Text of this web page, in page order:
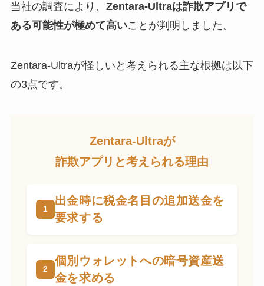
当社の調査により、 Zentara-Ultraは詐欺アプリで
ある可能性が極めて高いことが判明しました。
Zentara-Ultraが怪しいと考えられる主な根拠は以下
の3点です。
Zentara-Ultraが
詐欺アプリと考えられる理由
出金時に税金名目の追加送金を
要求する
個別ウォレットへの暗号資産送
金を求める